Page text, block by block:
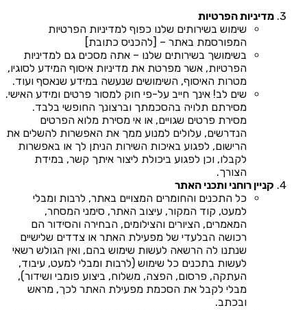
מדיניות הפרטיות
שימוש בשירותים שלנו כפוף למדיניות הפרטיות
המפורסמת באתר – [להכניס כתובת]
בשימושך בשירותים שלנו – אתה מסכים גם למדיניות
הפרטיות, אשר מפרטת את מדיניות איסוף המידע לסוגיו,
מטרות האיסוף, השימושים שנעשה במידע שנאסף ועוד.
שים לב! אינך חייב על-פי חוק למסור פרטים ומידע האישי.
מסירתם תלויה בהסכמתך וברצונך החופשי בלבד.
מסירת פרטים שגויים, או אי מסירת מלוא הפרטים
הנדרשים, עלולים למנוע ממך את האפשרות להשלים את
הרישום, לפגוע באיכות השירות הניתן לך או באפשרות
לקבלו, וכן לפגוע ביכולת ליצור איתך קשר, במידת
הצורך.
קניין רוחני ותכני האתר
כל התכנים והחומרים המצויים באתר, לרבות ומבלי
למעט, קוד המקור, עיצוב האתר, סימני המסחר,
המאמרים, הציורים והצילומים, הבחירה והסידור הם
רכושה הבלעדי של מפעילת האתר או צדדים שלישיים
שנתנו לה הרשאה לעשות שימוש בהם, ואין הגולש רשאי
לעשות בתכנים כל שימוש (לרבות ומבלי למעט, עיבוד,
העתקה, פרסום, הפצה, משלוח, ביצוע פומבי ושידור),
מבלי לקבל את הסכמת מפעילת האתר לכך, מראש
ובכתב.